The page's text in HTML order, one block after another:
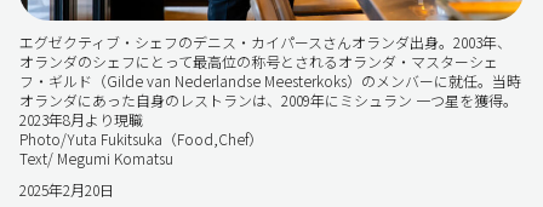
エグゼクティブ・シェフのデニス・カイパースさんオランダ出身。2003年、
オランダのシェフにとって最高位の称号とされるオランダ・マスターシェ
フ・ギルド（Gilde van Nederlandse Meesterkoks）のメンバーに就任。当時
オランダにあった自身のレストランは、2009年にミシュラン 一つ星を獲得。
2023年8月より現職
Photo/Yuta Fukitsuka（Food,Chef）
Text/ Megumi Komatsu
2025年2月20日